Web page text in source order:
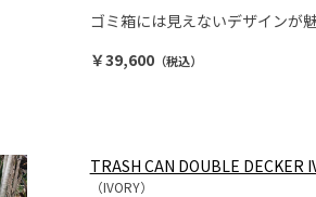
ゴミ箱には見えないデザインが
￥39,600（税込）
TRASH CAN DOUBLE DECKER
（IVORY）